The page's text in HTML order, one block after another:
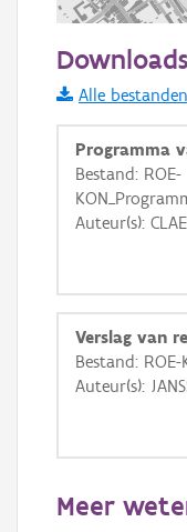
Informatie
i
+ −
Basis Lagen
Ortho
Downloads
Alle
Programma
Bestand: ROE-
Auteur(s):
Verslag van
Bestand:
Auteur(s):
Meer